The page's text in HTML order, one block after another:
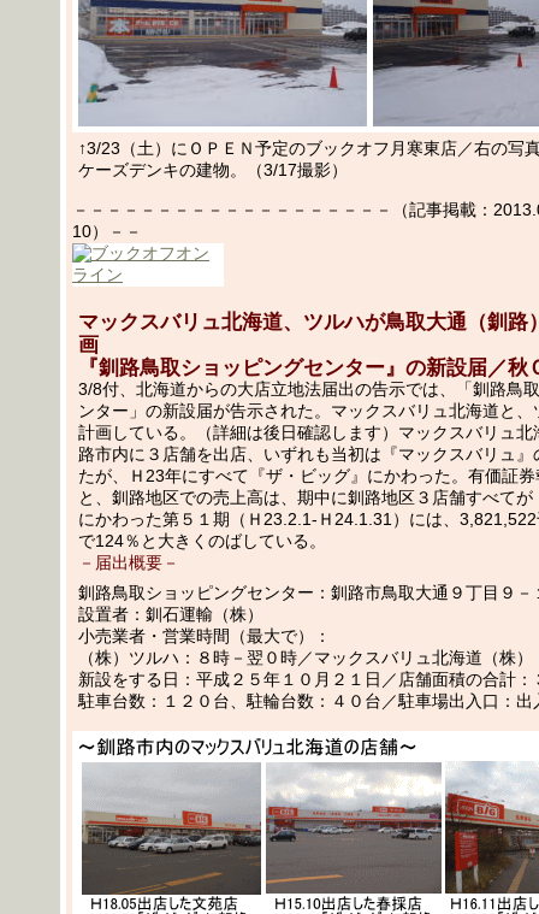
↑3/23（土）にＯＰＥＮ予定のブックオフ月寒東店／右の写
ケーズデンキの建物。（3/17撮影）
－－－－－－－－－－－－－－－－－－－（記事掲載：
10）－－
マックスバリュ北海道、ツルハが鳥取大通（釧路
画
『釧路鳥取ショッピングセンター』の新設届／秋
3/8付、北海道からの大店立地法届出の告示では、「釧路鳥
ンター」の新設届が告示された。マックスバリュ北海道と
計画している。（詳細は後日確認します）マックスバリュ北
路市内に３店舗を出店、いずれも当初は『マックスバリュ』
たが、Ｈ23年にすべて『ザ・ビッグ』にかわった。有価証
と、釧路地区での売上高は、期中に釧路地区３店舗すべて
にかわった第５１期（Ｈ23.2.1-Ｈ24.1.31）には、
で124％と大きくのばしている。
－届出概要－
釧路鳥取ショッピングセンター：釧路市鳥取大通９丁目９－
設置者：釧石運輸（株）
小売業者・営業時間（最大で）：
（株）ツルハ：８時－翌０時／マックスバリュ北海道（株
新設をする日：平成２５年１０月２１日／店舗面積の合計：
駐車台数：１２０台、駐輪台数：４０台／駐車場出入口：出